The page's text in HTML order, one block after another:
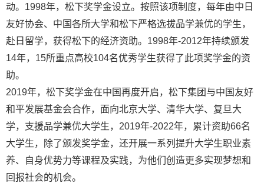
动。1998年，松下奖学金设立。按照该项制度，每年由中日
友好协会、中国各所大学和松下严格选拔品学兼优的学生，
赴日留学，获得松下的经济资助。1998年-2012年持续颁发
14年，15所重点高校104名优秀学生获得了此项奖学金的资
助。
2019年，松下奖学金在中国再度开启，松下集团与中国友好
和平发展基金会合作，面向北京大学、清华大学、复旦大
学，支援品学兼优大学生，2019年-2022年，累计资助66名
大学生，除了颁发奖学金，还开展一系列提升大学生职业素
养、自身优势力等课程及实践，为他们创造更多实现梦想和
回报社会的机会。